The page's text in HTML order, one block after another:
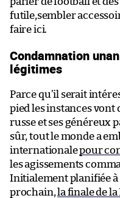
futile,sembler
faire ici.
Condamnation
légitimes
Parce qu’il serait
pied les instances vont
russe et ses généreux
sûr, tout le monde a
internationalepour
les agissements
Initialement planifiée à
prochain, la finale de